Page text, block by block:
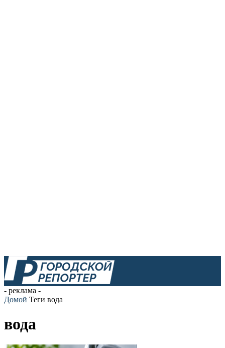
- реклама -
Домой Теги вода
вода